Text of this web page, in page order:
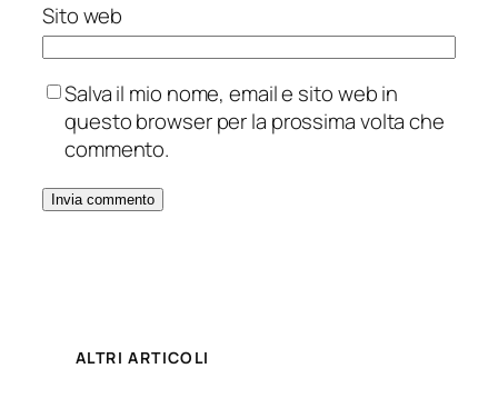
Sito web
Salva il mio nome, email e sito web in
questo browser per la prossima volta che
commento.
ALTRI ARTICOLI